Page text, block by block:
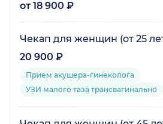
от 18 900 ₽
Чекап для женщин (от 25
20 900 ₽
Прием акушера-гинеколога
УЗИ малого таза трансвагинально